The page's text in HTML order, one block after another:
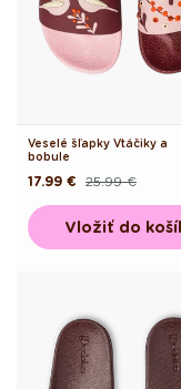
Veselé šľapky Vtáčiky a
bobule
Pôvodná25.99 €
Akciová
17.99 €
Vložiť do